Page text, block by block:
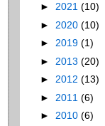
► 2021 (10)
► 2020 (10)
► 2019 (1)
► 2013 (20)
► 2012 (13)
► 2011 (6)
► 2010 (6)